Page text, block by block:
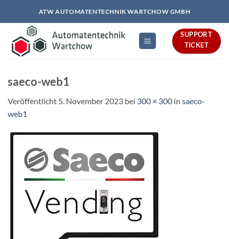
springen
ATW AUTOMATENTECHNIK WARTCHOW GMBH
SUPPORT
TICKET
saeco-web1
Veröffentlicht 5. November 2023 bei 300 × 300 in saeco-
web1